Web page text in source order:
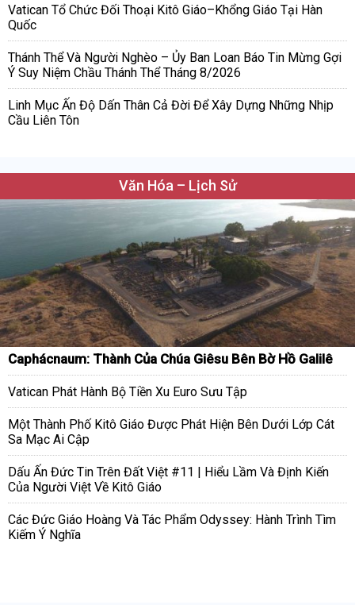
Vatican Tổ Chức Đối Thoại Kitô Giáo–Khổng Giáo Tại Hàn
Quốc
Thánh Thể Và Người Nghèo – Ủy Ban Loan Báo Tin Mừng Gợi
Ý Suy Niệm Chầu Thánh Thể Tháng 8/2026
Linh Mục Ấn Độ Dấn Thân Cả Đời Để Xây Dựng Những Nhịp
Cầu Liên Tôn
Văn Hóa – Lịch Sử
Caphácnaum: Thành Của Chúa Giêsu Bên Bờ Hồ Galilê
Vatican Phát Hành Bộ Tiền Xu Euro Sưu Tập
Một Thành Phố Kitô Giáo Được Phát Hiện Bên Dưới Lớp Cát
Sa Mạc Ai Cập
Dấu Ấn Đức Tin Trên Đất Việt #11 | Hiểu Lầm Và Định Kiến
Của Người Việt Về Kitô Giáo
Các Đức Giáo Hoàng Và Tác Phẩm Odyssey: Hành Trình Tìm
Kiếm Ý Nghĩa